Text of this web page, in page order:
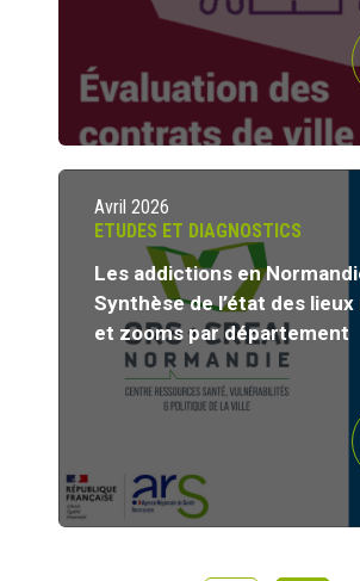
Avril 2026
ETUDES ET DIAGNOSTICS
Les addictions en
Synthèse de l’état des
et zooms par département